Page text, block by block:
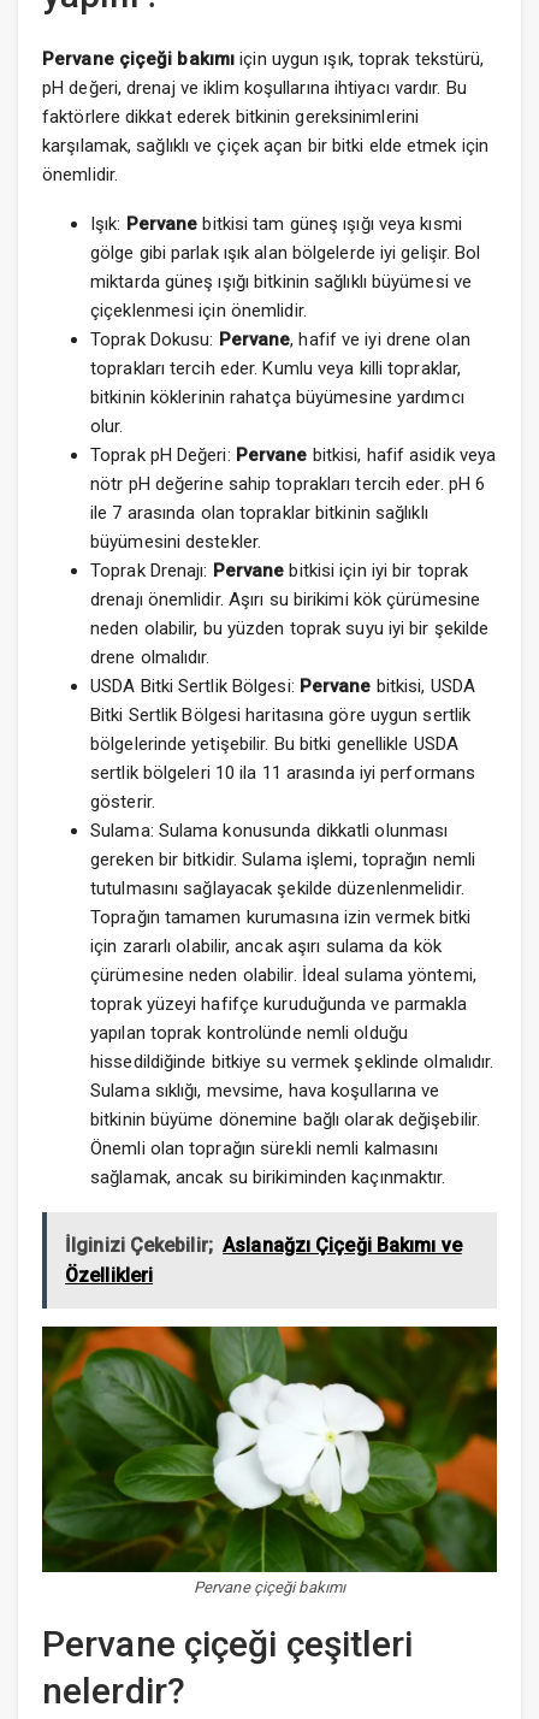
Pervane çiçeği bakımı için uygun ışık, toprak tekstürü,
pH değeri, drenaj ve iklim koşullarına ihtiyacı vardır. Bu
faktörlere dikkat ederek bitkinin gereksinimlerini
karşılamak, sağlıklı ve çiçek açan bir bitki elde etmek için
önemlidir.
Işık: Pervanebitkisi tam güneş ışığı veya kısmi
gölge gibi parlak ışık alan bölgelerde iyi gelişir. Bol
miktarda güneş ışığı bitkinin sağlıklı büyümesi ve
çiçeklenmesi için önemlidir.
Toprak Dokusu: Pervane, hafif ve iyi drene olan
toprakları tercih eder. Kumlu veya killi topraklar,
bitkinin köklerinin rahatça büyümesine yardımcı
olur.
Toprak pH Değeri: Pervane bitkisi, hafif asidik veya
nötr pH değerine sahip toprakları tercih eder. pH 6
ile 7 arasında olan topraklar bitkinin sağlıklı
büyümesini destekler.
Toprak Drenajı: Pervanebitkisi için iyi bir toprak
drenajı önemlidir. Aşırı su birikimi kök çürümesine
neden olabilir, bu yüzden toprak suyu iyi bir şekilde
drene olmalıdır.
USDA Bitki Sertlik Bölgesi: Pervane bitkisi, USDA
Bitki Sertlik Bölgesi haritasına göre uygun sertlik
bölgelerinde yetişebilir. Bu bitki genellikle USDA
sertlik bölgeleri 10 ila 11 arasında iyi performans
gösterir.
Sulama: Sulama konusunda dikkatli olunması
gereken bir bitkidir. Sulama işlemi, toprağın nemli
tutulmasını sağlayacak şekilde düzenlenmelidir.
Toprağın tamamen kurumasına izin vermek bitki
için zararlı olabilir, ancak aşırı sulama da kök
çürümesine neden olabilir. İdeal sulama yöntemi,
toprak yüzeyi hafifçe kuruduğunda ve parmakla
yapılan toprak kontrolünde nemli olduğu
hissedildiğinde bitkiye su vermek şeklinde olmalıdır.
Sulama sıklığı, mevsime, hava koşullarına ve
bitkinin büyüme dönemine bağlı olarak değişebilir.
Önemli olan toprağın sürekli nemli kalmasını
sağlamak, ancak su birikiminden kaçınmaktır.
İlginizi Çekebilir; Aslanağzı Çiçeği Bakımı ve
Özellikleri
Pervane çiçeği bakımı
Pervane çiçeği çeşitleri
nelerdir?